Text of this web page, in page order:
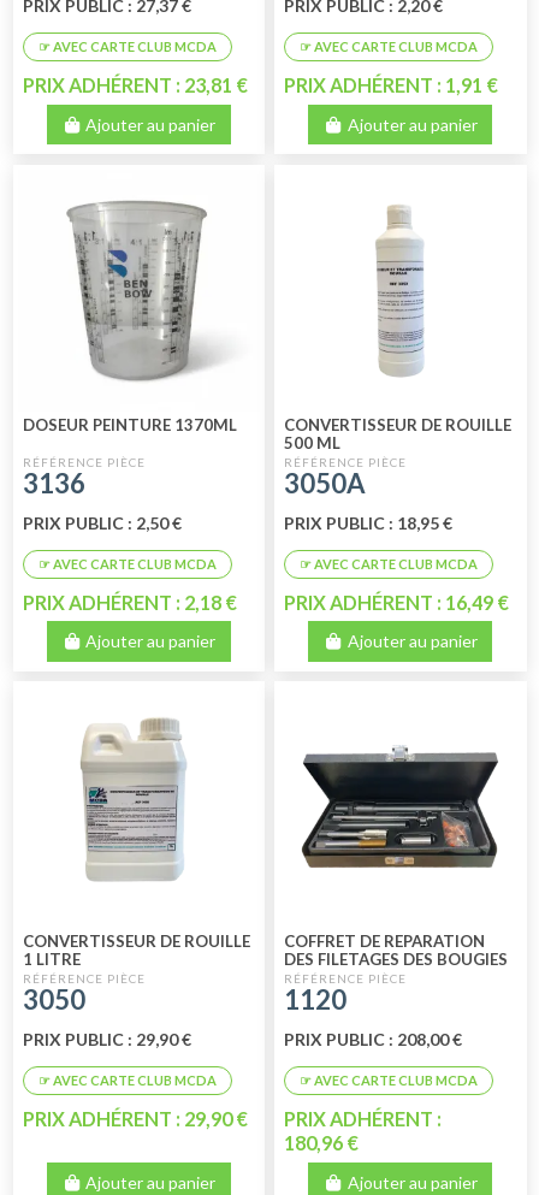
PRIX PUBLIC : 27,37 €
PRIX ADHÉRENT : 23,81 €
Ajouter au panier
PRIX PUBLIC : 2,20 €
PRIX ADHÉRENT : 1,91 €
Ajouter au panier
DOSEUR PEINTURE 1370ML
3136
PRIX PUBLIC : 2,50 €
PRIX ADHÉRENT : 2,18 €
Ajouter au panier
CONVERTISSEUR DE ROUILLE
500 ML
3050A
PRIX PUBLIC : 18,95 €
PRIX ADHÉRENT : 16,49 €
Ajouter au panier
CONVERTISSEUR DE ROUILLE
1 LITRE
3050
PRIX PUBLIC : 29,90 €
PRIX ADHÉRENT : 29,90 €
Ajouter au panier
COFFRET DE REPARATION
DES FILETAGES DES BOUGIES
1120
PRIX PUBLIC : 208,00 €
PRIX ADHÉRENT :
180,96 €
Ajouter au panier